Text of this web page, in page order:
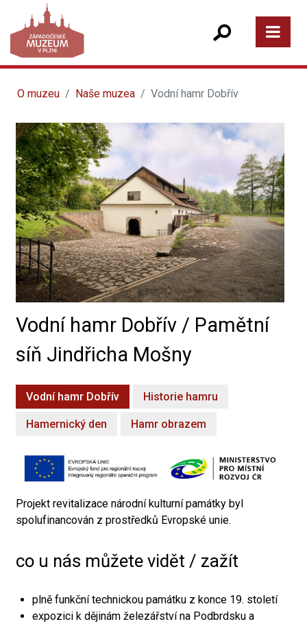
O muzeu Naše muzea Vodní hamr Dobřív
Vodní hamr Dobřív / Pamětní
síň Jindřicha Mošny
Vodní hamr Dobřív Historie hamru
Hamernický den Hamr obrazem
Projekt revitalizace národní kulturní památky byl
spolufinancován z prostředků Evropské unie.
co u nás můžete vidět / zažít
plně funkční technickou památku z konce 19. století
expozici k dějinám železářství na Podbrdsku a